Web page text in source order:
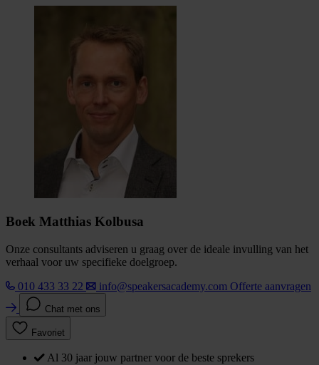
Boek Matthias Kolbusa
Onze consultants adviseren u graag over de ideale invulling van het
verhaal voor uw specifieke doelgroep.
010 433 33 22
info@speakersacademy.com Offerte aanvragen
Chat met ons
Favoriet
Al 30 jaar jouw partner voor de beste sprekers